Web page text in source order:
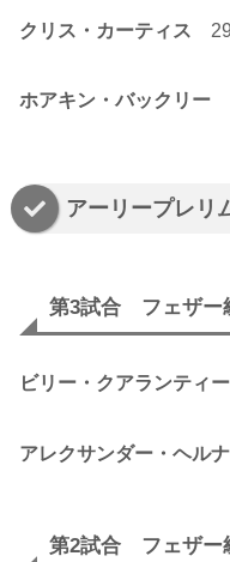
クリス・カーティス 29
ホアキン・バックリー
アーリープレリ
第3試合 フェザ
ビリー・クアランティ
アレクサンダー・ヘル
第2試合 フェザ